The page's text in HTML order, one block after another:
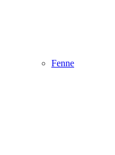
Fenne